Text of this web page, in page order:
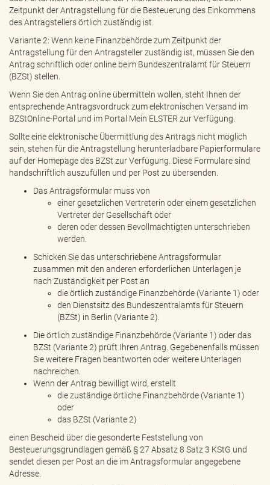
Zeitpunkt der Antragstellung für die Besteuerung des Einkommens
des Antragstellers örtlich zuständig ist.
Variante 2: Wenn keine Finanzbehörde zum Zeitpunkt der
Antragstellung für den Antragsteller zuständig ist, müssen Sie den
Antrag schriftlich oder online beim Bundeszentralamt für Steuern
(BZSt) stellen.
Wenn Sie den Antrag online übermitteln wollen, steht Ihnen der
entsprechende Antragsvordruck zum elektronischen Versand im
BZStOnline-Portal und im Portal Mein ELSTER zur Verfügung.
Sollte eine elektronische Übermittlung des Antrags nicht möglich
sein, stehen für die Antragstellung herunterladbare Papierformulare
auf der Homepage des BZSt zur Verfügung. Diese Formulare sind
handschriftlich auszufüllen und per Post zu übersenden.
Das Antragsformular muss von
einer gesetzlichen Vertreterin oder einem gesetzlichen
Vertreter der Gesellschaft oder
deren oder dessen Bevollmächtigten unterschrieben
werden.
Schicken Sie das unterschriebene Antragsformular
zusammen mit den anderen erforderlichen Unterlagen je
nach Zuständigkeit per Post an
die örtlich zuständige Finanzbehörde (Variante 1) oder
den Dienstsitz des Bundeszentralamts für Steuern
(BZSt) in Berlin (Variante 2).
Die örtlich zuständige Finanzbehörde (Variante 1) oder das
BZSt (Variante 2) prüft Ihren Antrag. Gegebenenfalls müssen
Sie weitere Fragen beantworten oder weitere Unterlagen
nachreichen.
Wenn der Antrag bewilligt wird, erstellt
die zuständige örtliche Finanzbehörde (Variante 1)
oder
das BZSt (Variante 2)
einen Bescheid über die gesonderte Feststellung von
Besteuerungsgrundlagen gemäß § 27 Absatz 8 Satz 3 KStG und
sendet diesen per Post an die im Antragsformular angegebene
Adresse.